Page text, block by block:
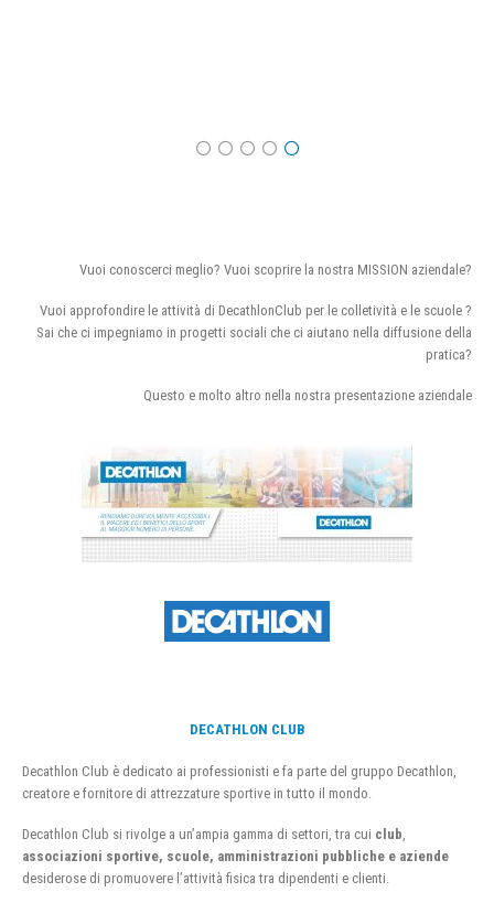
Vuoi conoscerci meglio? Vuoi scoprire la nostra MISSION aziendale?
Vuoi approfondire le attività di DecathlonClub per le colletività e le scuole ?
Sai che ci impegniamo in progetti sociali che ci aiutano nella diffusione della
pratica?
Questo e molto altro nella nostra presentazione aziendale
DECATHLON CLUB
Decathlon Club è dedicato ai professionisti e fa parte del gruppo Decathlon,
creatore e fornitore di attrezzature sportive in tutto il mondo.
Decathlon Club si rivolge a un’ampia gamma di settori, tra cui club
associazioni sportive, scuole, amministrazioni pubbliche e aziende
desiderose di promuovere l’attività fisica tra dipendenti e clienti.